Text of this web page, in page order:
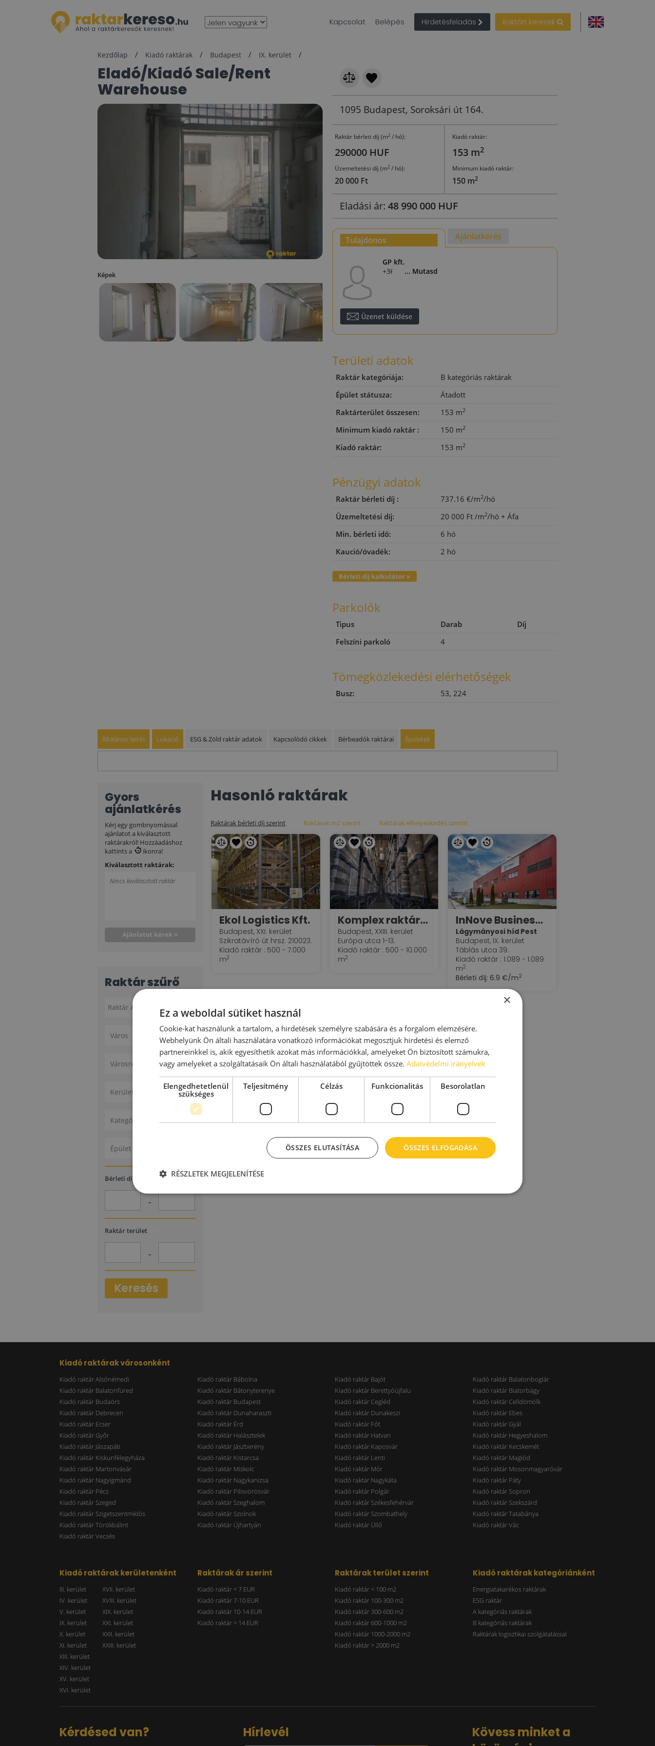
Kapcsolat Belépés Hirdetésfeladás Raktárt keresek
Kezdőlap Kiadó raktárak Budapest IX. kerület
Eladó/Kiadó Sale/Rent
Warehouse
Képek
1095 Budapest, Soroksári út 164.
Raktár bérleti díj (m2 / hó):
290000 HUF
Üzemeltetési díj (m2 / hó):
20 000 Ft
Kiadó raktár:
153 m2
Minimum kiadó raktár:
150 m2
Eladási ár: 48 990 000 HUF
Tulajdonos Ajánlatkérés
GP kft.
+36 30 110 8945
... Mutasd
Üzenet küldése
Területi adatok
Raktár kategóriája:
B kategóriás raktárak
Épület státusza:
Átadott
Raktárterület összesen:
153 m2
Minimum kiadó raktár : 150 m2
Kiadó raktár: 153 m2
Pénzügyi adatok
Raktár bérleti díj : 737.16 €/m2/hó
Üzemeltetési díj:
20 000 Ft /m2/hó + Áfa
Min. bérleti idő:
6 hó
Kaució/óvadék:
2 hó
Bérleti díj kalkulátor »
Parkolók
Tipus Darab
Díj
Felszíni parkoló
4
Tömegközlekedési elérhetőségek
Busz: 53, 224
Általános leírás Lokáció ESG & Zöld raktár adatok Kapcsolódó cikkek Bérbeadók raktárai Épületek
Gyors
ajánlatkérés
Kérj egy gombnyomással
ajánlatot a kiválasztott
raktárakról! Hozzáadáshoz
kattints a
ikonra!
Kiválasztott raktárak:
Nincs kiválasztott raktár
Ajánlatot kérek »
Raktár szűrő
Város
Városrész
Kerület
Kategóriák
Épület állapota
Bérleti díj /hó)
-
Raktár terület
-
Keresés
Hasonló raktárak
Raktárak bérleti díj szerint Raktárak m2 szerint Raktárak elhelyezkedés szerint
Ekol Logistics Kft.
Budapest, XXI. kerület
Szikratávíró út hrsz. 210023.
Kiadó raktár : 500 - 7.000
m2
Komplex raktárlogisztika - Waberer's - BILK
Budapest, XXIII. kerület
Európa utca 1-13.
Kiadó raktár : 500 - 10.000
m2
InNove Business Park
Lágymányosi híd Pest
Budapest, IX. kerület
Táblás utca 39.
Kiadó raktár : 1.089 - 1.089
m2
Bérleti díj: 6.9 €/m2
Budapest, XXIII. kerület
Európa utca 6.
Dél-pesti Üzleti Park
Budapest, IX. kerület
Táblás utca 36-38.
Bérleti díj: 6.9 €/m2
Kiadó raktárak városonként
Kiadó raktár Alsónémedi Kiadó raktár Bábolna Kiadó raktár Bajót
Kiadó raktár Balatonboglár
Kiadó raktár Balatonfüred
Kiadó raktár Bátonyterenye Kiadó raktár Berettyóújfalu
Kiadó raktár Biatorbágy
Kiadó raktár Budaörs
Kiadó raktár Budapest Kiadó raktár Cegléd
Kiadó raktár Celldömölk
Kiadó raktár Debrecen
Kiadó raktár Dunaharaszti Kiadó raktár Dunakeszi
Kiadó raktár Ebes
Kiadó raktár Ecser
Kiadó raktár Érd Kiadó raktár Fót
Kiadó raktár Gyál
Kiadó raktár Győr
Kiadó raktár Halásztelek Kiadó raktár Hatvan
Kiadó raktár Hegyeshalom
Kiadó raktár Jászapáti
Kiadó raktár Jászberény Kiadó raktár Kaposvár
Kiadó raktár Kecskemét
Kiadó raktár Kiskunfélegyháza
Kiadó raktár Kistarcsa Kiadó raktár Lenti
Kiadó raktár Maglód
Kiadó raktár Martonvásár
Kiadó raktár Miskolc Kiadó raktár Mór
Kiadó raktár Mosonmagyaróvár
Kiadó raktár Nagyigmánd
Kiadó raktár Nagykanizsa Kiadó raktár Nagykáta
Kiadó raktár Páty
Kiadó raktár Pécs
Kiadó raktár Pilisvörösvár Kiadó raktár Polgár
Kiadó raktár Sopron
Kiadó raktár Szeged
Kiadó raktár Szeghalom Kiadó raktár Székesfehérvár
Kiadó raktár Szekszárd
Kiadó raktár Szigetszentmiklós
Kiadó raktár Szolnok Kiadó raktár Szombathely
Kiadó raktár Tatabánya
Kiadó raktár Törökbálint
Kiadó raktár Újhartyán Kiadó raktár Üllő
Kiadó raktár Vác
Kiadó raktár Vecsés
Kiadó raktárak kerületenként
III. kerület
IV. kerület
V. kerület
IX. kerület
X. kerület
XI. kerület
XIII. kerület
XIV. kerület
XV. kerület
XVI. kerület
XVII. kerület
XVIII. kerület
XIX. kerület
XXI. kerület
XXII. kerület
XXIII. kerület
Raktárak ár szerint
Kiadó raktár < 7 EUR
Kiadó raktár 7-10 EUR
Kiadó raktár 10-14 EUR
Kiadó raktár > 14 EUR
Raktárak terület szerint
Kiadó raktár < 100 m2
Kiadó raktár 100-300 m2
Kiadó raktár 300-600 m2
Kiadó raktár 600-1000 m2
Kiadó raktár 1000-2000 m2
Kiadó raktár > 2000 m2
Kiadó raktárak kategóriánként
Energiatakarékos raktárak
ESG raktár
A kategóriás raktárak
B kategóriás raktárak
Raktárak logisztikai szolgátatással
Kérdésed van? Hírlevél
Kövess minket a
×
Ez a weboldal sütiket használ
Cookie-kat használunk a tartalom, a hirdetések személyre szabására és a forgalom elemzésére.
Webhelyünk Ön általi használatára vonatkozó információkat megosztjuk hirdetési és elemző
partnereinkkel is, akik egyesíthetik azokat más információkkal, amelyeket Ön biztosított számukra,
vagy amelyeket a szolgáltatásaik Ön általi használatából gyűjtöttek össze. Adatvédelmi irányelvek
Elengedhetetlenül
szükséges
Teljesítmény Célzás Funkcionalitás Besorolatlan
ÖSSZES ELFOGADÁSA
ÖSSZES ELUTASÍTÁSA
RÉSZLETEK MEGJELENÍTÉSE